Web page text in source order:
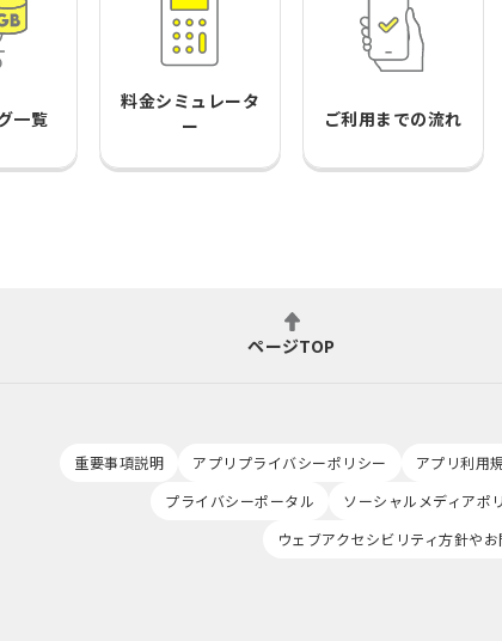
一覧
料金シミュレータ
ー
ご利用までの流れ
ページTOP
重要事項説明 アプリプライバシーポリシー アプリ利用
プライバシーポータル
ソーシャルメディアポ
ウェブアクセシビリティ方針や